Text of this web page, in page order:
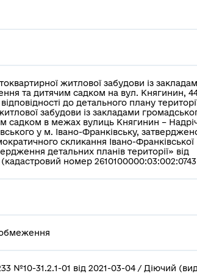
житлової забудови із
та дитячим садком на вул. Княгинин,
до детального плану
забудови із закладами
садком в межах вулиць Княгинин –
у м. Івано-Франківську,
скликання Івано-Франківської
детальних планів території» від
номер
обмеження
№10-31.2.1-01 від 2021-03-04 / Діючий